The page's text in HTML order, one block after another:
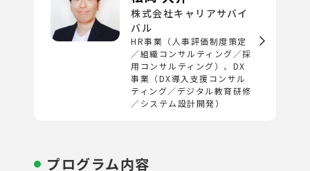
株式会社キャリアサバイ
バル
HR事業（人事評価制度策定
／組織コンサルティング／採
用コンサルティング）、DX
事業（DX導入支援コンサル
ティング／デジタル教育研修
／システム設計開発）
プログラム内容